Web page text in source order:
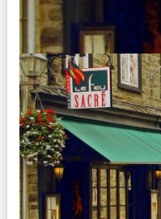
CANADA
Duración:
8
Días
Noches
Paquete Turistico de